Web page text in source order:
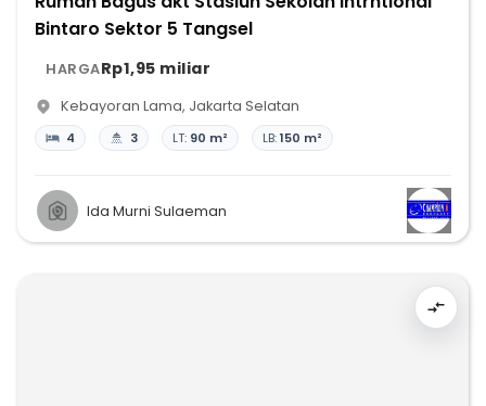
Bintaro Sektor 5 Tangsel
HARGARp1,95 miliar
Kebayoran Lama, Jakarta Selatan
4 3 LT: 90 m² LB:150 m²
Ida Murni Sulaeman